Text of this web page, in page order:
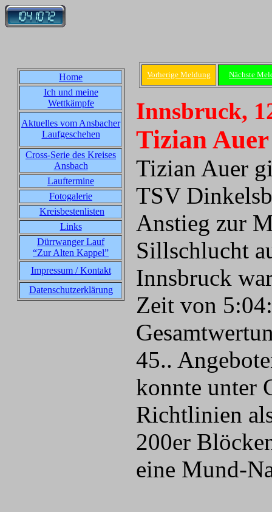
Home
Ich und meine
Wettkämpfe
Aktuelles vom Ansbacher
Laufgeschehen
Cross-Serie des Kreises
Ansbach
Lauftermine
Fotogalerie
Kreisbestenlisten
Links
Dürrwanger Lauf
“Zur Alten Kappel”
Impressum / Kontakt
Datenschutzerklärung
Vorherige Meldung Nächste
Innsbruck,
Tizian
Tizian Auer
TSV
Anstieg zur
Sillschlucht
Innsbruck
Zeit von
45..
konnte unter
Richtlinien
200er
eine Mund-